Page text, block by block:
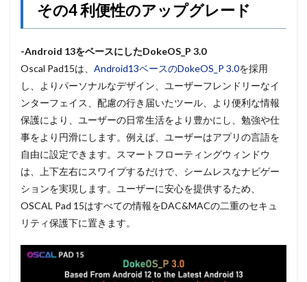
その4 利便性のアップグレード
-Android 13をベースにしたDokeOS_P 3.0
Oscal Pad15は、 Android13ベースのDokeOS_P 3.0を採用
し、よりパーソナルなデザイン、ユーザーフレンドリーなイ
ンターフェイス、配慮の行き届いたツール、より便利な情報
保護により、ユーザーの日常生活をより豊かにし、勉強や仕
事をより円滑にします。例えば、ユーザーはアプリの言語を
自由に設定できます。スマートフローティングウィンドウ
は、上下左右にスワイプするだけで、シームレスなナビゲー
ションを実現します。ユーザーに安心を提供するため、
OSCAL Pad 15はすべての情報をDAC&MACの二重のセキュ
リティ保護下に置きます。